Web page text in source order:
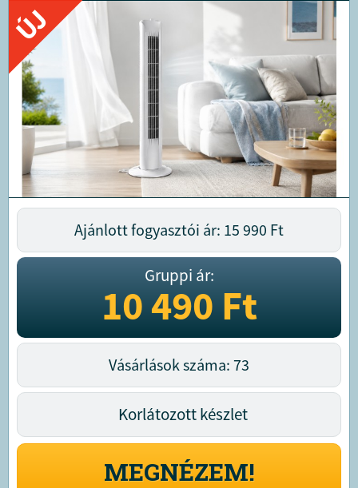
ÚJ
Ajánlott fogyasztói ár: 15 990 Ft
Gruppi ár:
10 490Ft
Vásárlások száma: 73
Korlátozott készlet
MEGNÉZEM!